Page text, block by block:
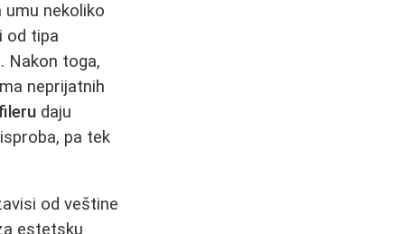
nekoliko
od tipa
Nakon toga,
neprijatnih
daju
pa tek
od veštine
estetsku